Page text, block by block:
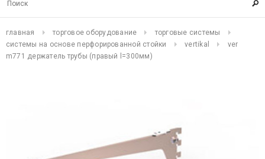
главная торговое оборудование
торговые системы
системы на основе перфорированной стойки
vertikal
ver
m771 держатель трубы (правый l=300мм)